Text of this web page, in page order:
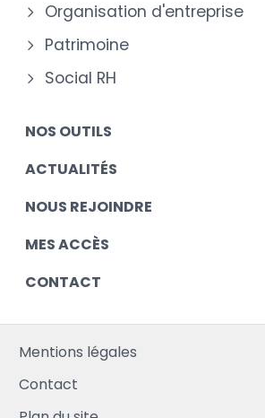
Organisation d'entreprise
Patrimoine
Social RH
NOS OUTILS
ACTUALITÉS
NOUS REJOINDRE
MES ACCÈS
CONTACT
Mentions légales
Contact